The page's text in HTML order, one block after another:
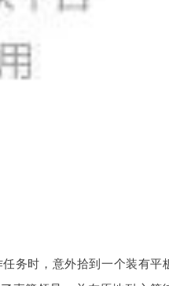
务时，意外拾到一个装有平